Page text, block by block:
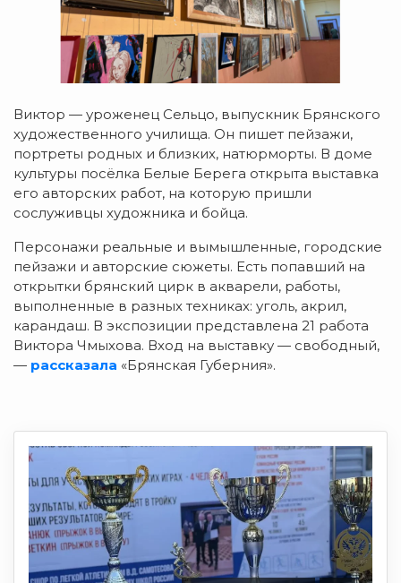
Виктор — уроженец Сельцо, выпускник Брянского
художественного училища. Он пишет пейзажи,
портреты родных и близких, натюрморты. В доме
культуры посёлка Белые Берега открыта выставка
его авторских работ, на которую пришли
сослуживцы художника и бойца.
Персонажи реальные и вымышленные, городские
пейзажи и авторские сюжеты. Есть попавший на
открытки брянский цирк в акварели, работы,
выполненные в разных техниках: уголь, акрил,
карандаш. В экспозиции представлена 21 работа
Виктора Чмыхова. Вход на выставку — свободный,
— рассказала «Брянская Губерния».